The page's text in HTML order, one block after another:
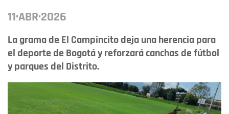
11·ABR·2026
La grama de El Campincito deja una herencia para
el deporte de Bogotá y reforzará canchas de fútbol
y parques del Distrito.